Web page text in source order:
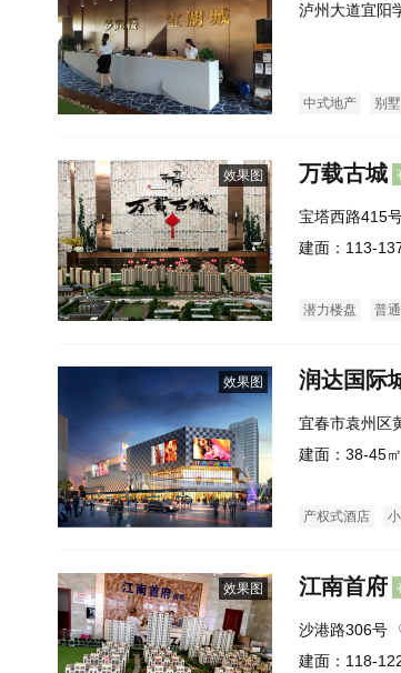
泸州大道宜阳
中式地产 别墅
效果图 万载古城
宝塔西路415
建面：113-
潜力楼盘 普
效果图 润达国际
宜春市袁州区
建面：38-45
产权式酒店
效果图 江南首府
沙港路306号
建面：118-